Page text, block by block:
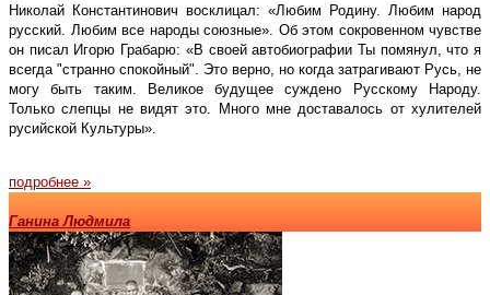
Николай Константинович восклицал: «Любим Родину. Любим народ
русский. Любим все народы союзные». Об этом сокровенном чувстве
он писал Игорю Грабарю: «В своей автобиографии Ты помянул, что я
всегда "странно спокойный". Это верно, но когда затрагивают Русь, не
могу быть таким. Великое будущее суждено Русскому Народу.
Только слепцы не видят это. Много мне доставалось от хулителей
русийской Культуры».
подробнее »
Ганина Людмила